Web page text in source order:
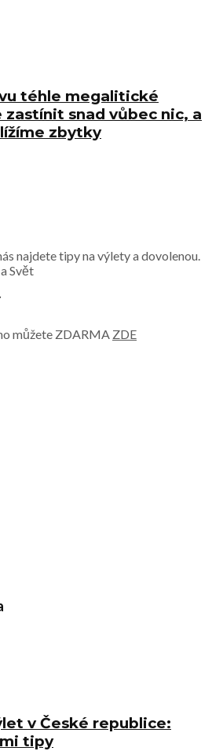
téhle megalitické
snad vůbec nic, a
zbytky
najdete tipy na výlety a dovolenou.
Svět
můžete ZDARMA ZDE
v České republice:
tipy